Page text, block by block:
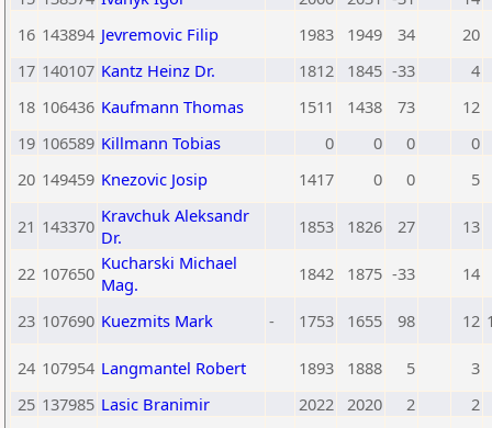
16 143894 Jevremovic Filip 1983 1949 34
20
17 140107 Kantz Heinz Dr. 1812 1845 -33
4
18 106436 Kaufmann Thomas 1511 1438 73
12
19 106589 Killmann Tobias 0 0 0
0
20 149459 Knezovic Josip 1417 0 0 5
21 143370 Kravchuk Aleksandr
Dr.
1853 1826 27 13
22 107650 Kucharski Michael
Mag.
1842 1875 -33 14
23 107690 Kuezmits Mark - 1753 1655 98 12
24 107954 Langmantel Robert 1893 1888 5
3
25 137985 Lasic Branimir 2022 2020 2
2